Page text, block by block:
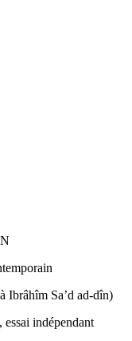
Ibrâhîm Sa’d ad-dîn)
essai indépendant